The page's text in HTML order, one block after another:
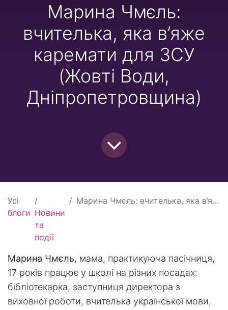
Марина Чмєль:
вчителька, яка в’яже
каремати для ЗСУ
(Жовті Води,
Дніпропетровщина)
Усі
блоги Новини
та
події
Марина Чмєль: вчителька, яка в’яже каремати для ЗСУ (Жовті Води, Дніпропетровщина)
Марина Чмєль, мама, практикуюча пасічниця,
17 років працює у школі на різних посадах:
бібліотекарка, заступниця директора з
виховної роботи, вчителька української мови,